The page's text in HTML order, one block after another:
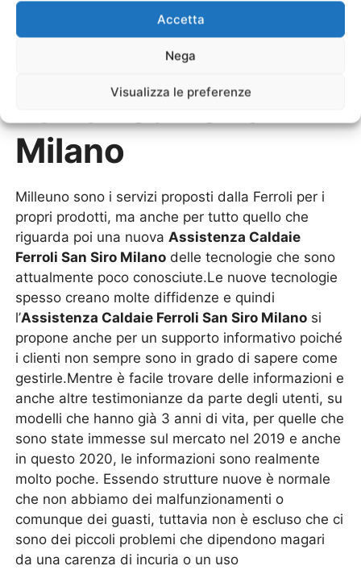
Accetta
Nega
Visualizza le preferenze
Assistenza Caldaie
Ferroli San Siro
Milano
Milleuno sono i servizi proposti dalla Ferroli per i
propri prodotti, ma anche per tutto quello che
riguarda poi una nuovaAssistenza Caldaie
Ferroli San Siro Milano delle tecnologie che sono
attualmente poco conosciute.Le nuove tecnologie
spesso creano molte diffidenze e quindi
l’Assistenza Caldaie Ferroli San Siro Milano si
propone anche per un supporto informativo poiché
i clienti non sempre sono in grado di sapere come
gestirle.Mentre è facile trovare delle informazioni e
anche altre testimonianze da parte degli utenti, su
modelli che hanno già 3 anni di vita, per quelle che
sono state immesse sul mercato nel 2019 e anche
in questo 2020, le informazioni sono realmente
molto poche. Essendo strutture nuove è normale
che non abbiamo dei malfunzionamenti o
comunque dei guasti, tuttavia non è escluso che ci
sono dei piccoli problemi che dipendono magari
da una carenza di incuria o un uso